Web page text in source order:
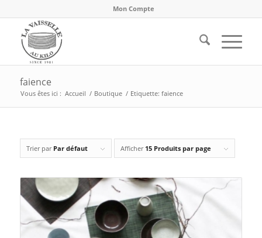
Mon Compte
faience
Vous êtes ici : Accueil / Boutique / Etiquette: faience
Trier par Par défaut Afficher 15 Produits par page